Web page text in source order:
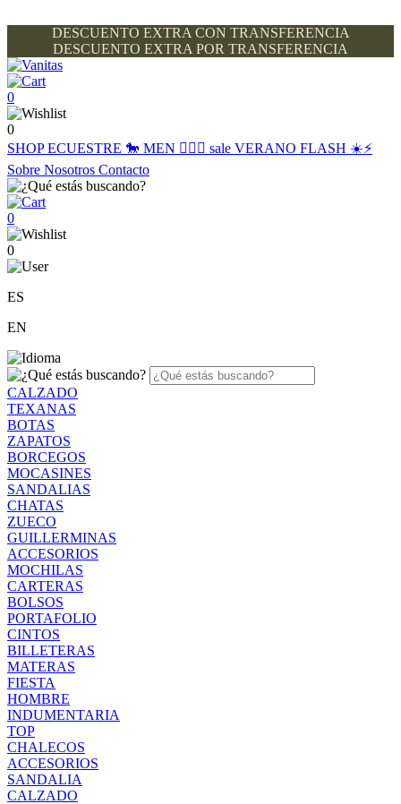
DESCUENTO EXTRA CON TRANSFERENCIA
DESCUENTO EXTRA POR TRANSFERENCIA
0
0
SHOPECUESTRE 🐎 MEN 🙋🏽‍♂️ sale VERANO FLASH ☀️⚡️
Sobre Nosotros Contacto
0
0
ES
EN
CALZADO
TEXANAS
BOTAS
ZAPATOS
BORCEGOS
MOCASINES
SANDALIAS
CHATAS
ZUECO
GUILLERMINAS
ACCESORIOS
MOCHILAS
CARTERAS
BOLSOS
PORTAFOLIO
CINTOS
BILLETERAS
MATERAS
FIESTA
HOMBRE
INDUMENTARIA
TOP
CHALECOS
ACCESORIOS
SANDALIA
CALZADO